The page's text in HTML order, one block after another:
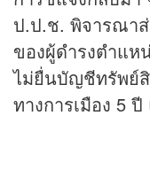
ป.ป.ช. พิจารณา
ของผู้ดำรงตำแห
ไม่ยื่นบัญชีทรัพย์
ทางการเมือง 5